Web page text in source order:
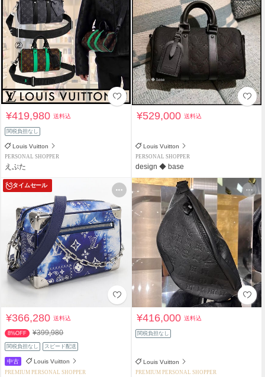
¥419,980送料込
関税負担なし
Louis Vuitton
PERSONAL SHOPPER
えぷた
¥529,000送料込
Louis Vuitton
PERSONAL SHOPPER
design ◆ base
タイムセール
¥366,280送料込
8%OFF ¥399,980
関税負担なし スピード配送
中古 Louis Vuitton
PREMIUM PERSONAL SHOPPER
¥416,000送料込
関税負担なし
Louis Vuitton
PREMIUM PERSONAL SHOPPER